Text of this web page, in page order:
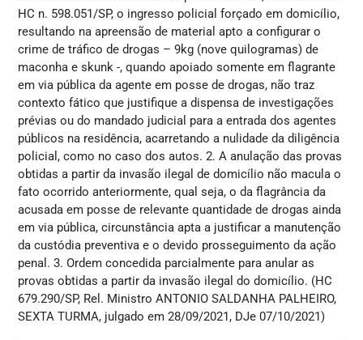
HC n. 598.051/SP, o ingresso policial forçado em domicílio,
resultando na apreensão de material apto a configurar o
crime de tráfico de drogas – 9kg (nove quilogramas) de
maconha e skunk -, quando apoiado somente em flagrante
em via pública da agente em posse de drogas, não traz
contexto fático que justifique a dispensa de investigações
prévias ou do mandado judicial para a entrada dos agentes
públicos na residência, acarretando a nulidade da diligência
policial, como no caso dos autos. 2. A anulação das provas
obtidas a partir da invasão ilegal de domicílio não macula o
fato ocorrido anteriormente, qual seja, o da flagrância da
acusada em posse de relevante quantidade de drogas ainda
em via pública, circunstância apta a justificar a manutenção
da custódia preventiva e o devido prosseguimento da ação
penal. 3. Ordem concedida parcialmente para anular as
provas obtidas a partir da invasão ilegal do domicílio. (HC
679.290/SP, Rel. Ministro ANTONIO SALDANHA PALHEIRO,
SEXTA TURMA, julgado em 28/09/2021, DJe 07/10/2021)